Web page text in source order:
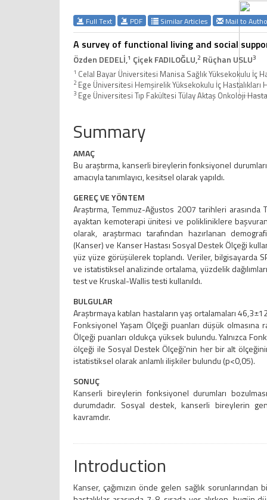
Full Text PDF Similar Articles Mail to
A survey of functional living and social
Özden DEDELİ,1 Çiçek FADILOĞLU,2 Rüçhan USLU3
1 Celal Bayar Üniversitesi Manisa Sağlık Yüksekokulu İç
2 Ege Üniversitesi Hemşirelik Yüksekokulu İç Hastalıkları
3 Ege Üniversitesi Tıp Fakültesi Tülay Aktaş Onkoloji
Summary
AMAÇ
Bu araştırma, kanserli bireylerin fonksiyonel
amacıyla tanımlayıcı, kesitsel olarak yapıldı.
GEREÇ VE YÖNTEM
Araştırma, Temmuz-Ağustos 2007 tarihleri
ayaktan kemoterapi ünitesi ve polikliniklere
olarak, araştırmacı tarafından hazırlanan
(Kanser) ve Kanser Hastası Sosyal Destek Ölçeği
yüz yüze görüşülerek toplandı. Veriler, bilgisayarda
ve istatistiksel analizinde ortalama, yüzdelik
test ve Kruskal-Wallis testi kullanıldı.
BULGULAR
Araştırmaya katılan hastaların yaş ortalamaları
Fonksiyonel Yaşam Ölçeği puanları düşük
Ölçeği puanları oldukça yüksek bulundu. Yalnızca
ölçeği ile Sosyal Destek Ölçeği'nin her bir alt
istatistiksel olarak anlamlı ilişkiler bulundu (p<0,05).
SONUÇ
Kanserli bireylerin fonksiyonel durumları
durumdadır. Sosyal destek, kanserli bireylerin
kavramdır.
Introduction
Kanser, çağımızın önde gelen sağlık sorunlarından